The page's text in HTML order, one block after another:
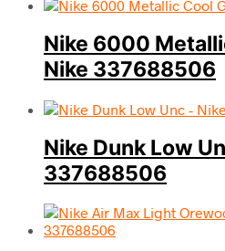
Nike 6000
Nike 337688506
Nike Dunk Low
337688506